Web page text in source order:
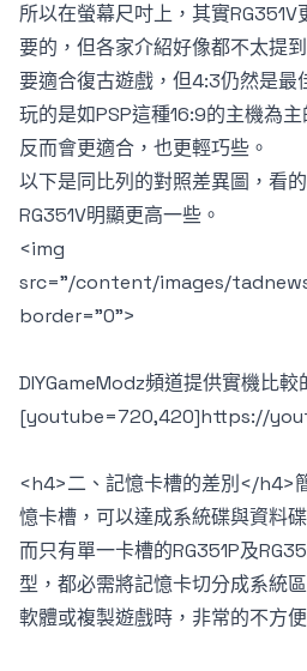
所以在螢幕尺吋上，其實
要的，但各家介紹好像都不太提
要適合復古遊戲，但4:3仍然是最
玩的是如PSP這種16:9的主機為
反而會更適合，也更輕巧些。
以下是同比列的對照差異圖，看
RG351V明顯更高一些。
<img
src="/content/images/tadnews/
border="0">
DIYGameModz頻道提供實機比較
[youtube=720,420]https://
<h4>二、記憶卡槽的差別</h4>
憶卡槽，可以達成系統碟與資料
而只有單一卡槽的RG351P及
型，都必需將記憶卡切分成系統
軟體或複製遊戲時，非常的不方便